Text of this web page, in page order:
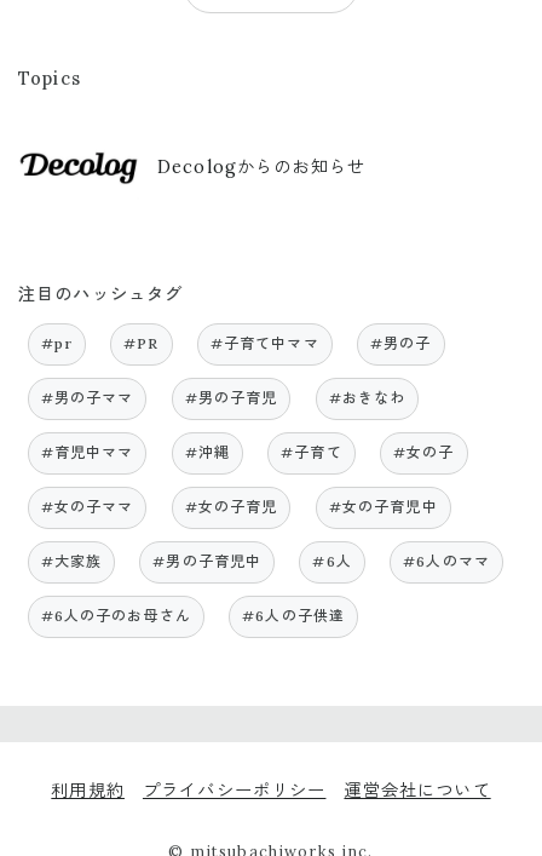
Topics
Decologからのお知らせ
注目のハッシュタグ
#pr #PR #子育て中ママ #男の子
#男の子ママ #男の子育児 #おきなわ
#育児中ママ #沖縄 #子育て #女の子
#女の子ママ #女の子育児 #女の子育児中
#大家族 #男の子育児中 #6人 #6人のママ
#6人の子のお母さん #6人の子供達
利用規約 プライバシーポリシー 運営会社について
© mitsubachiworks inc.